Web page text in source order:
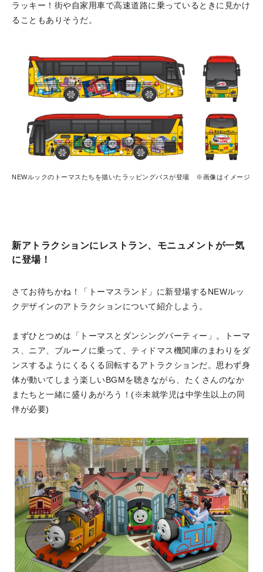
ラッキー！街や自家用車で高速道路に乗っているときに見かけ
ることもありそうだ。
NEWルックのトーマスたちを描いたラッピングバスが登場 ※画像はイメージ
新アトラクションにレストラン、モニュメントが一気
に登場！
さてお待ちかね！「トーマスランド」に新登場するNEWルッ
クデザインのアトラクションについて紹介しよう。
まずひとつめは「トーマスとダンシングパーティー」。トーマ
ス、ニア、ブルーノに乗って、ティドマス機関庫のまわりをダ
ンスするようにくるくる回転するアトラクションだ。思わず身
体が動いてしまう楽しいBGMを聴きながら、たくさんのなか
またちと一緒に盛りあがろう！(※未就学児は中学生以上の同
伴が必要)